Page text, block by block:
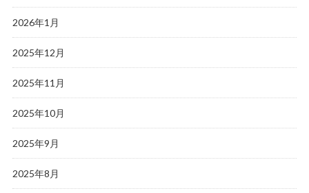
2026年1月
2025年12月
2025年11月
2025年10月
2025年9月
2025年8月